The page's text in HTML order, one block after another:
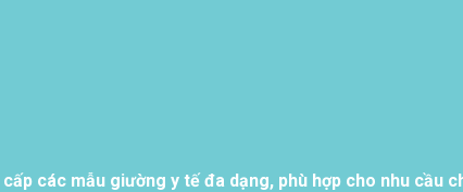
các mẫu giường y tế đa dạng, phù hợp cho nhu cầu